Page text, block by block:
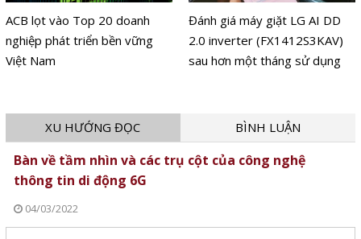
Đánh giá máy giặt LG AI DD
2.0 inverter (FX1412S3KAV)
sau hơn một tháng sử dụng
O-Tech chính thức ra mắt
thương hiệu máy lọc nước
ANJIER
XU HƯỚNG ĐỌC BÌNH LUẬN
Bàn về tầm nhìn và các trụ cột của công nghệ
thông tin di động 6G
04/03/2022